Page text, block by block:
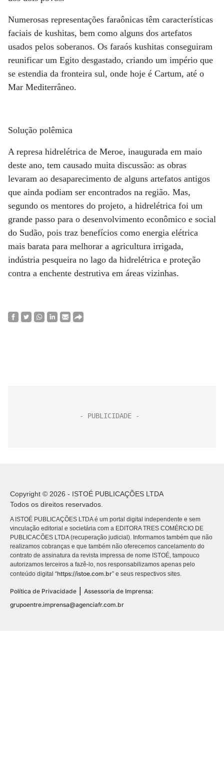
Numerosas representações faraônicas têm características
faciais de kushitas, bem como alguns dos artefatos
usados pelos soberanos. Os faraós kushitas conseguiram
reunificar um Egito desgastado, criando um império que
se estendia da fronteira sul, onde hoje é Cartum, até o
Mar Mediterrâneo.
Solução polêmica
A represa hidrelétrica de Meroe, inaugurada em maio
deste ano, tem causado muita discussão: as obras
levaram ao desaparecimento de alguns artefatos antigos
que ainda podiam ser encontrados na região. Mas,
segundo os mentores do projeto, a hidrelétrica foi um
grande passo para o desenvolvimento econômico e social
do Sudão, pois traz benefícios como energia elétrica
mais barata para melhorar a agricultura irrigada,
indústria pesqueira no lago da hidrelétrica e proteção
contra a enchente destrutiva em áreas vizinhas.
Copyright © 2026 - ISTOÉ PUBLICAÇÕES LTDA
Todos os direitos reservados.
A ISTOÉ PUBLICAÇÕES LTDA é um portal digital independente e sem
vinculação editorial e societária com a EDITORA TRES COMÉRCIO DE
PUBLICACÕES LTDA (recuperação judicial). Informamos também que não
realizamos cobranças e que também não oferecemos cancelamento do
contrato de assinatura da revista impressa de nome ISTOÉ, tampouco
autorizamos terceiros a fazê-lo, nos responsabilizamos apenas pelo
conteúdo digital “https://istoe.com.br” e seus respectivos sites.
Política de Privacidade
Assessoria de Imprensa:
grupoentre.imprensa@agenciafr.com.br